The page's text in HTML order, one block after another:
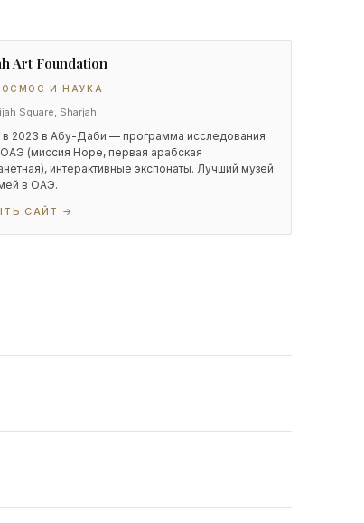
Art Foundation
И НАУКА
Square, Sharjah
в 2023 в Абу-Даби — программа исследования
(миссия Hope, первая арабская
интерактивные экспонаты. Лучший музей
в ОАЭ.
САЙТ →